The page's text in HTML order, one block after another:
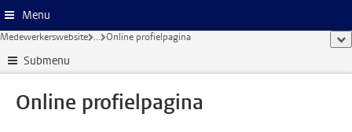
Menu
Medewerkerswebsite ... Online profielpagina
Submenu
Online profielpagina